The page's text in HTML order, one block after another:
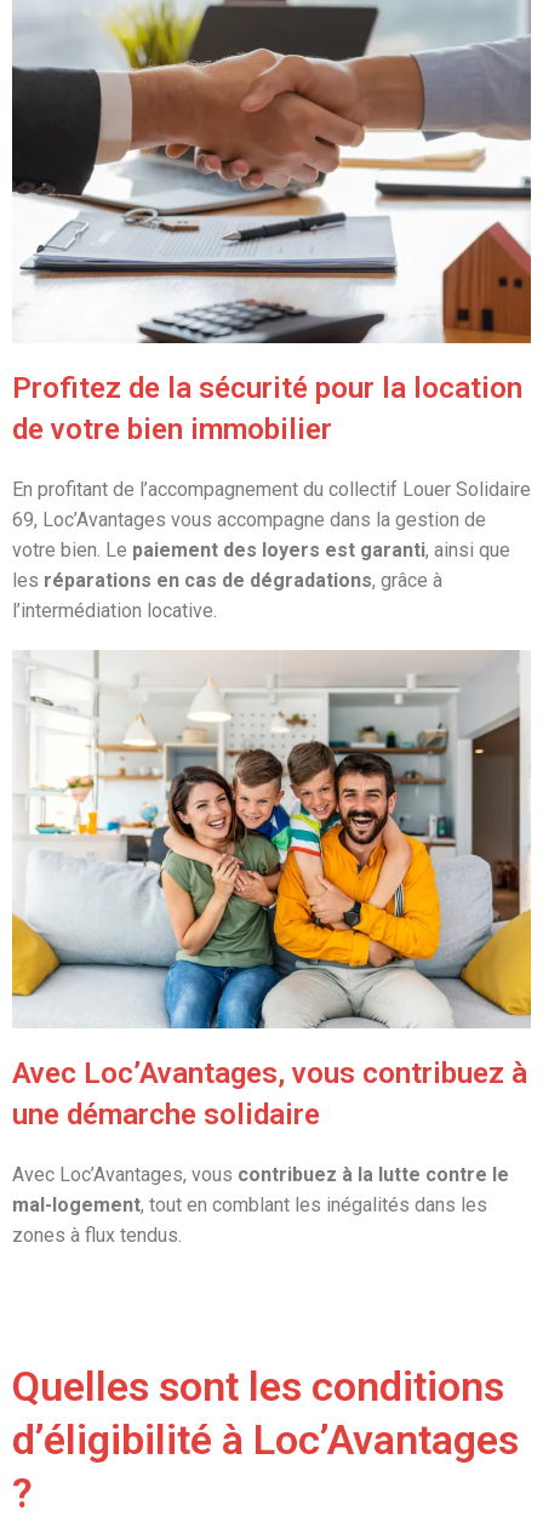
Profitez de la sécurité pour la location
de votre bien immobilier
En profitant de l’accompagnement du collectif Louer Solidaire
69, Loc’Avantages vous accompagne dans la gestion de
votre bien. Le paiement des loyers est garanti, ainsi que
les réparations en cas de dégradations, grâce à
l’intermédiation locative.
Avec Loc’Avantages, vous contribuez à
une démarche solidaire
Avec Loc’Avantages, vous contribuez à la lutte contre le
mal-logement, tout en comblant les inégalités dans les
zones à flux tendus.
Quelles sont les conditions
d’éligibilité à Loc’Avantages
?